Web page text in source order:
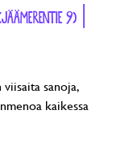
9) |
sanoja,
kaikessa